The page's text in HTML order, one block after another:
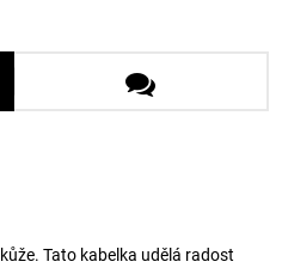
Tato kabelka udělá radost